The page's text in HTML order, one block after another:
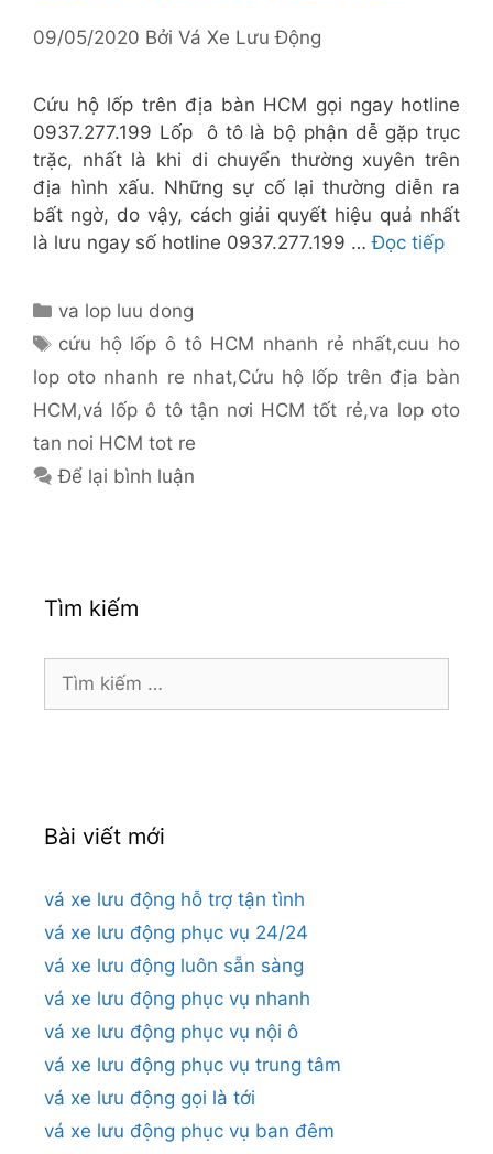
09/05/2020 Bởi Vá Xe Lưu Động
Cứu hộ lốp trên địa bàn HCM gọi ngay hotline
0937.277.199 Lốp ô tô là bộ phận dễ gặp trục
trặc, nhất là khi di chuyển thường xuyên trên
địa hình xấu. Những sự cố lại thường diễn ra
bất ngờ, do vậy, cách giải quyết hiệu quả nhất
là lưu ngay số hotline 0937.277.199 …Đọc tiếp
Danh
mục
va lop luu dong
Thẻ
cứu hộ lốp ô tô HCM nhanh rẻ nhất,cuu ho
lop oto nhanh re nhat,Cứu hộ lốp trên địa bàn
HCM,vá lốp ô tô tận nơi HCM tốt rẻ,va lop oto
tan noi HCM tot re
Để lại bình luận
Tìm kiếm
Tìm
kiếm
Bài viết mới
vá xe lưu động hỗ trợ tận tình
vá xe lưu động phục vụ 24/24
vá xe lưu động luôn sẵn sàng
vá xe lưu động phục vụ nhanh
vá xe lưu động phục vụ nội ô
vá xe lưu động phục vụ trung tâm
vá xe lưu động gọi là tới
vá xe lưu động phục vụ ban đêm